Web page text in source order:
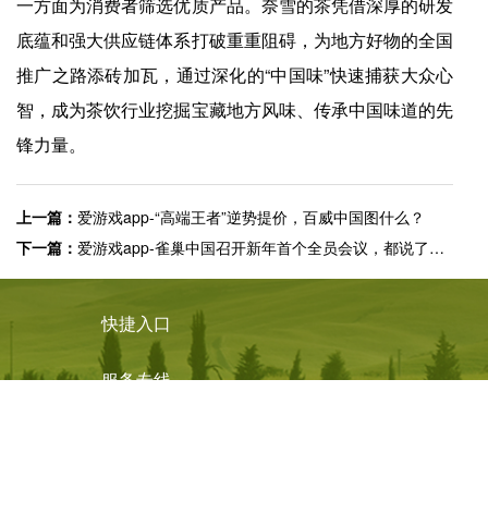
底蕴和强大供应链体系打破重重阻碍，为地方好物的全国
推广之路添砖加瓦，通过深化的“中国味”快速捕获大众心
智，成为茶饮行业挖掘宝藏地方风味、传承中国味道的先
锋力量。
上一篇： 爱游戏app-“高端王者”逆势提价，百威中国图什么？
下一篇： 爱游戏app-雀巢中国召开新年首个全员会议，都说了什么？
快捷入口
服务专线